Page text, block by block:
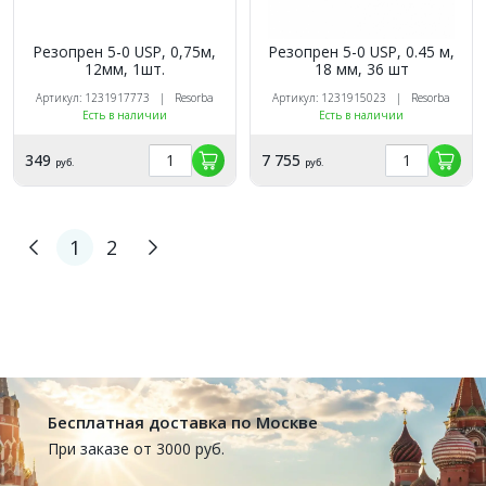
Резопрен 5-0 USP, 0,75м,
12мм, 1шт.
Артикул: 1231917773 | Resorba
Есть в наличии
349 руб.
Резопрен 5-0 USP, 0.45 м,
18 мм, 36 шт
Артикул: 1231915023 | Resorba
Есть в наличии
7 755 руб.
1 2
Бесплатная доставка по Москве
При заказе от 3000 руб.